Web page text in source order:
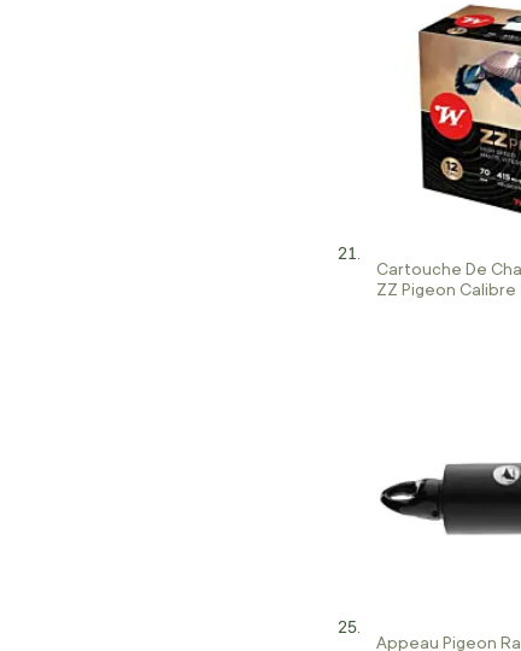
Cartouche De
ZZ Pigeon Calibre
Appeau Pigeon